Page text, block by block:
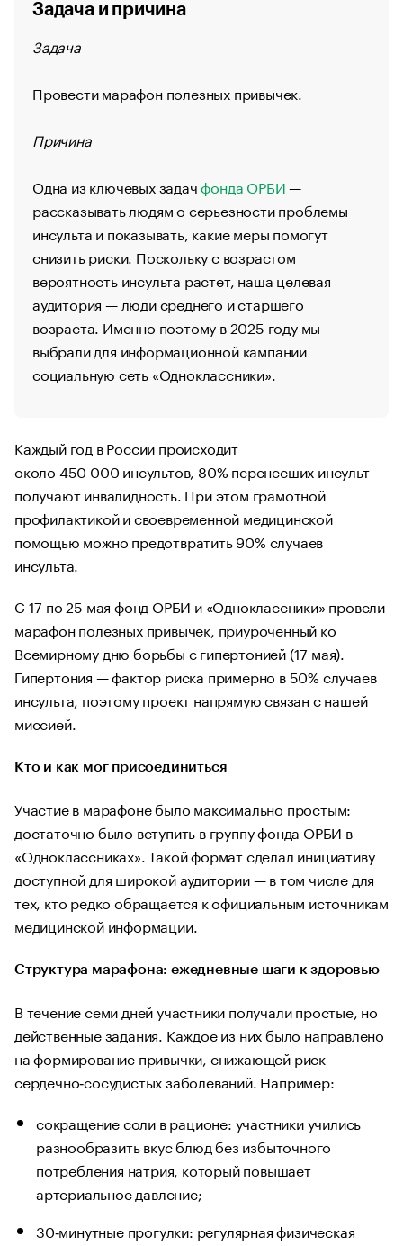
Задача и причина
Задача
Провести марафон полезных привычек.
Причина
Одна из ключевых задачфонда ОРБИ—
рассказывать людям о серьезности проблемы
инсульта и показывать, какие меры помогут
снизить риски. Поскольку с возрастом
вероятность инсульта растет, наша целевая
аудитория — люди среднего и старшего
возраста. Именно поэтому в 2025 году мы
выбрали для информационной кампании
социальную сеть «Одноклассники».
Каждый год в России происходит
около 450 000 инсультов, 80% перенесших инсульт
получают инвалидность. При этом грамотной
профилактикой и своевременной медицинской
помощью можно предотвратить 90% случаев
инсульта.
С 17 по 25 мая фонд ОРБИ и «Одноклассники» провели
марафон полезных привычек, приуроченный ко
Всемирному дню борьбы с гипертонией (17 мая).
Гипертония — фактор риска примерно в 50% случаев
инсульта, поэтому проект напрямую связан с нашей
миссией.
Кто и как мог присоединиться
Участие в марафоне было максимально простым:
достаточно было вступить в группу фонда ОРБИ в
«Одноклассниках». Такой формат сделал инициативу
доступной для широкой аудитории — в том числе для
тех, кто редко обращается к официальным источникам
медицинской информации.
Структура марафона: ежедневные шаги к здоровью
В течение семи дней участники получали простые, но
действенные задания. Каждое из них было направлено
на формирование привычки, снижающей риск
сердечно‑сосудистых заболеваний. Например:
сокращение соли в рационе: участники учились
разнообразить вкус блюд без избыточного
потребления натрия, который повышает
артериальное давление;
30‑минутные прогулки: регулярная физическая